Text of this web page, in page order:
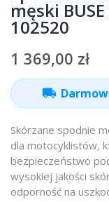
męski
102520
1 369,00 zł
local_shipping
Skórzane spodnie
dla motocyklistów,
bezpieczeństwo
wysokiej jakości
odporność na